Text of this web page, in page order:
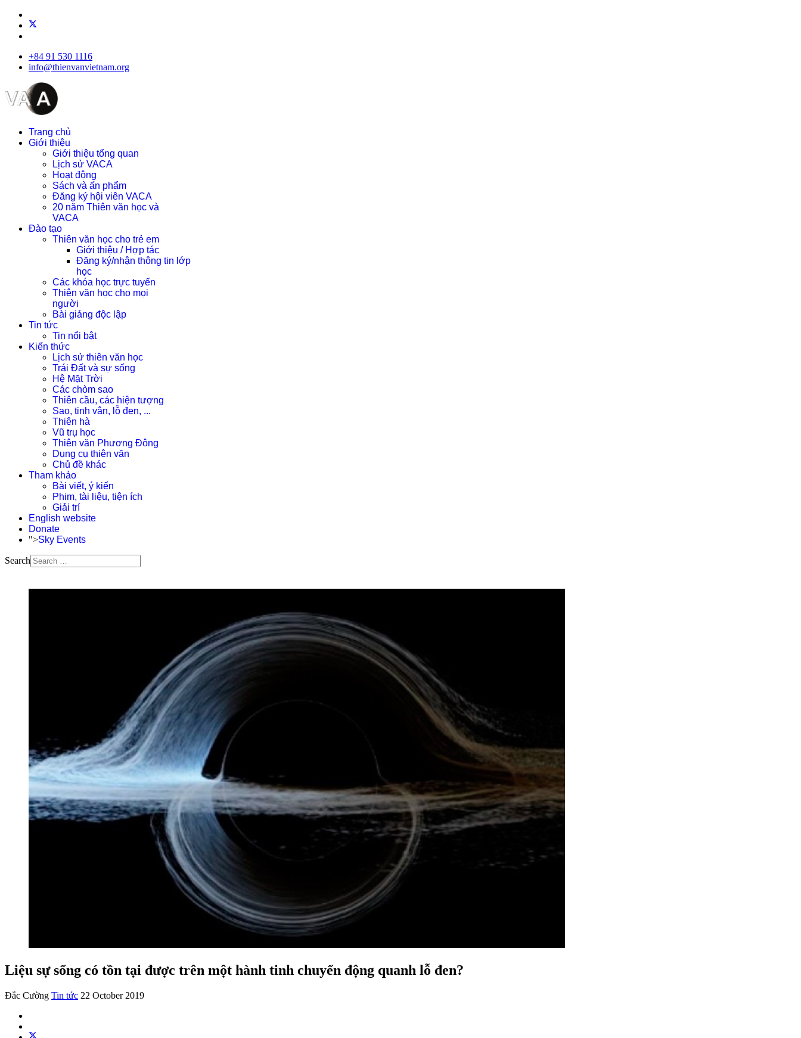
+84 91 530 1116
info@thienvanvietnam.org
Trang chủ
Giới thiệu
Giới thiệu tổng quan
Lịch sử VACA
Hoạt động
Sách và ấn phẩm
Đăng ký hội viên VACA
20 năm Thiên văn học và
VACA
Đào tạo
Thiên văn học cho trẻ em
Giới thiệu / Hợp tác
Đăng ký/nhận thông tin lớp
học
Các khóa học trực tuyến
Thiên văn học cho mọi
người
Bài giảng độc lập
Tin tức
Tin nổi bật
Kiến thức
Lịch sử thiên văn học
Trái Đất và sự sống
Hệ Mặt Trời
Các chòm sao
Thiên cầu, các hiện tượng
Sao, tinh vân, lỗ đen, ...
Thiên hà
Vũ trụ học
Thiên văn Phương Đông
Dụng cụ thiên văn
Chủ đề khác
Tham khảo
Bài viết, ý kiến
Phim, tài liệu, tiện ích
Giải trí
English website
Donate
">Sky Events
Search
Liệu sự sống có tồn tại được trên một hành tinh chuyển động quanh lỗ đen?
Đắc Cường Tin tức 22 October 2019